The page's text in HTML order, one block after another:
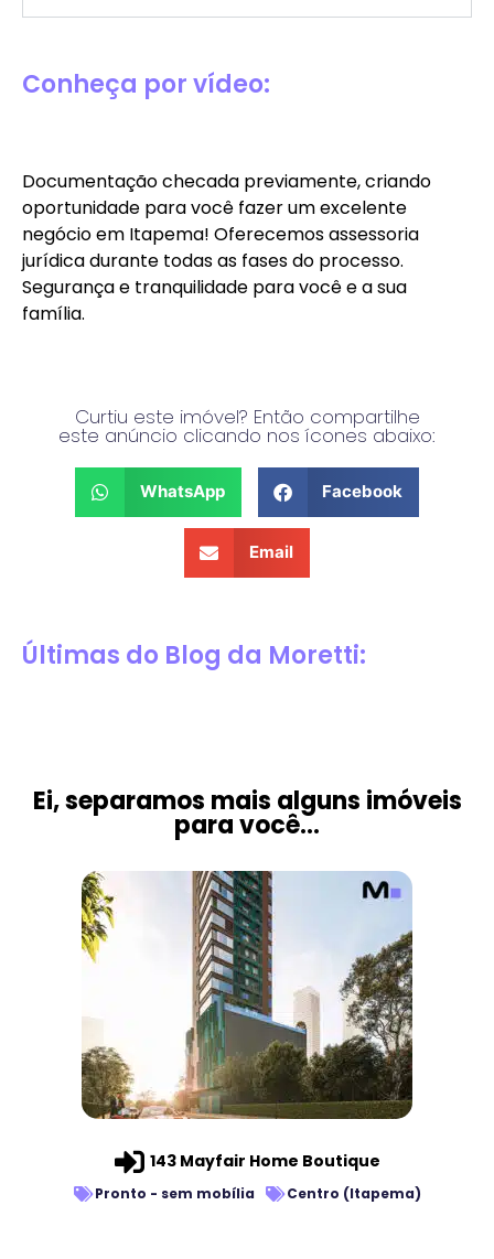
Conheça por vídeo:
Documentação checada previamente, criando
oportunidade para você fazer um excelente
negócio em Itapema! Oferecemos assessoria
jurídica durante todas as fases do processo.
Segurança e tranquilidade para você e a sua
família.
Curtiu este imóvel? Então compartilhe
este anúncio clicando nos ícones abaixo:
WhatsApp Facebook
Email
Últimas do Blog da Moretti:
Ei, separamos mais alguns imóveis
para você...
143 Mayfair Home Boutique
Pronto - sem mobília Centro (Itapema)